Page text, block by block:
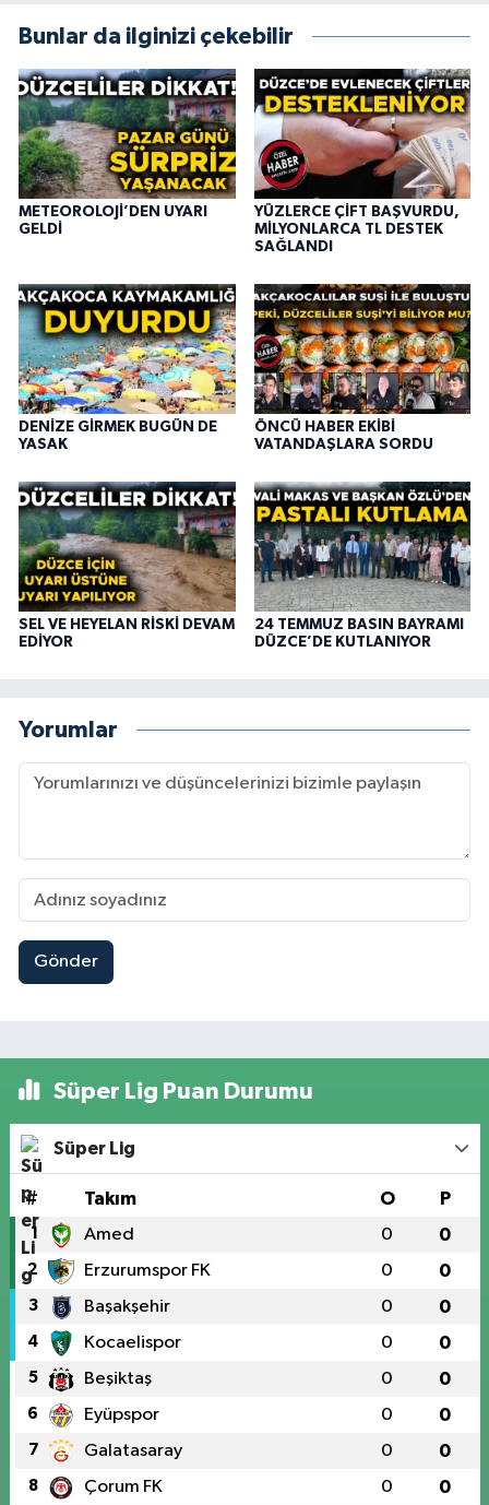
Bunlar da ilginizi çekebilir
METEOROLOJİ’DEN UYARI
GELDİ
YÜZLERCE ÇİFT BAŞVURDU,
MİLYONLARCA TL DESTEK
SAĞLANDI
DENİZE GİRMEK BUGÜN DE
YASAK
ÖNCÜ HABER EKİBİ
VATANDAŞLARA SORDU
SEL VE HEYELAN RİSKİ DEVAM
EDİYOR
24 TEMMUZ BASIN BAYRAMI
DÜZCE’DE KUTLANIYOR
Yorumlar
Gönder
Süper Lig Puan Durumu
Süper Lig
# Takım O P
1 Amed 0 0
2 Erzurumspor FK 0 0
3 Başakşehir 0 0
4 Kocaelispor 0 0
5 Beşiktaş 0 0
6 Eyüpspor 0 0
7 Galatasaray 0 0
8 Çorum FK 0 0